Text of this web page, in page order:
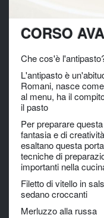
CORSO
Che cos'è
L'antipasto è
Romani, nasce
al menu, ha il
il pasto
Per preparare
fantasia e di
esaltano questa
tecniche di
importanti nella
Filetto di vitello in
sedano croccanti
Merluzzo alla russa